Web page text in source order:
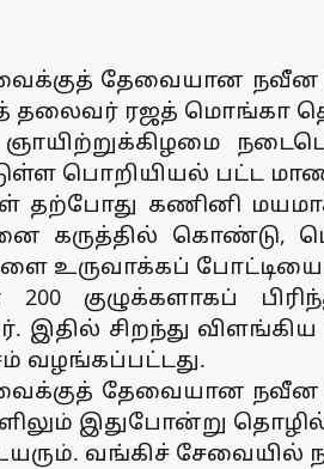
தேவையான நவீன
தலைவர் ரஜத் மொங்கா
ஞாயிற்றுக்கிழமை
பொறியியல் பட்ட
தற்போது கணினி
கருத்தில்
உருவாக்கப்
குழுக்களாகப்
இதில் சிறந்து
வழங்கப்பட்டது.
தேவையான நவீன
இதுபோன்று
வங்கிச் சேவையில்